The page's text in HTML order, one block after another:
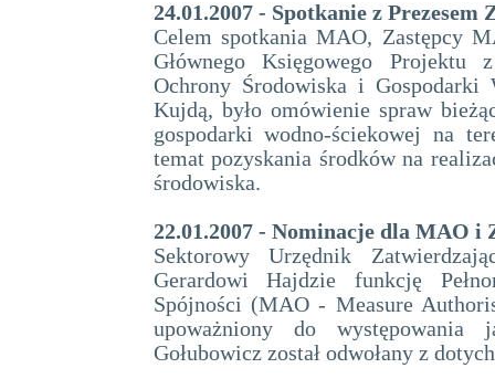
24.01.2007 - Spotkanie z
Celem spotkania MAO, Zastępcy
Głównego Księgowego Projektu
Ochrony Środowiska i
Kujdą, było omówienie spraw
gospodarki wodno-ściekowej na
temat pozyskania środków na
środowiska.
22.01.2007 - Nominacje dla MAO i
Sektorowy Urzędnik
Gerardowi Hajdzie funkcję
Spójności (MAO - Measure
upoważniony do występowania
Gołubowicz został odwołany z